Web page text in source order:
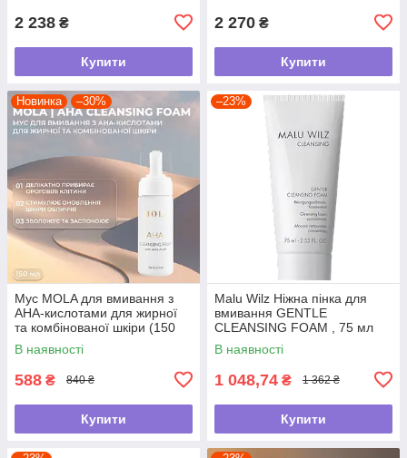
2 238 ₴
Купити
2 270 ₴
Купити
Новинка –30%
Мус MOLA для вмивання з
АНА-кислотами для жирної
та комбінованої шкіри (150
мл)
В наявності
588 ₴ 840 ₴
Купити
–23%
Malu Wilz Ніжна пінка для
вмивання GENTLE
CLEANSING FOAM , 75 мл
В наявності
1 048,74 ₴ 1 362 ₴
Купити